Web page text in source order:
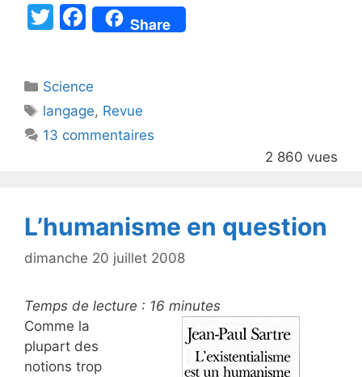
T
er
F
a
e
b
o
Share
Catégories
Science
Étiquettes
langage, Revue
13 commentaires
2 860 vues
L’humanisme en question
dimanche 20 juillet 2008
Temps de lecture : 16 minutes
Comme la
plupart des
notions trop